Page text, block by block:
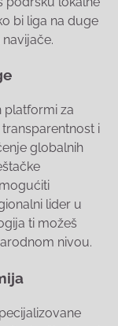
bi liga na duge
platformi za
i
globalnih
lider u
ti možeš
nivou.